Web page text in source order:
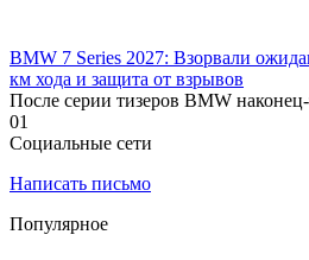
BMW 7 Series 2027: Взорвали
км хода и защита от взрывов
После серии тизеров BMW
01
Социальные сети
Написать письмо
Популярное